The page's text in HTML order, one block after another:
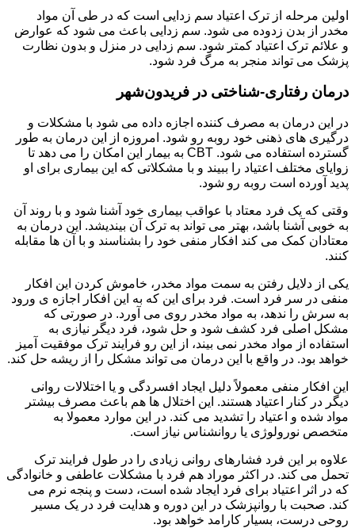
اولین مرحله از ترک اعتیاد سم زدایی است که در طی آن مواد
مخدر از بدن زدوده می شود. سم زدایی باعث می شود که عوارض
و علائم ترک اعتیاد کمتر شود. سم زدایی در منزل و بدون نظارت
پزشک می تواند منجر به مرگ فرد شود.
درمان رفتاری-شناختی در فریدون‌شهر
در این درمان به مصرف کننده اجازه داده می شود با مشکلات و
درگیری های ذهنی خود روبه رو شود. امروزه از این درمان به طور
گسترده استفاده می شود. CBT به بیمار این امکان را می دهد تا
زوایای مختلف اعتیاد را ببیند و با مشکلاتی که این بیماری برای او
پدید آورده است روبه رو شود.
وقتی که یک فرد معتاد با عواقب بیماری خود آشنا شود و با روند آن
به خوبی آشنا باشد، بهتر می تواند به ترک آن بیندیشد. این درمان به
معتادان کمک می کند افکار منفی خود را بشناسند و با آن ها مقابله
کنند.
یکی از دلایل رفتن به سمت مواد مخدر، خاموش کردن این افکار
منفی در سر فرد است. فرد برای این که به این افکار اجازه ی ورود
به سرش را ندهد، به مواد مخدر روی می آورد. در صورتی که
مشکل اصلی فرد کشف شود و حل شود، فرد دیگر نیازی به
استفاده از مواد مخدر نمی بیند، از این رو فرایند ترک موفقیت آمیز
خواهد بود. در واقع با این درمان می تواند مشکل را از ریشه حل کند.
این افکار منفی معمولاً دلیل ایجاد افسردگی و یا اختلالات روانی
دیگر در کنار اعتیاد هستند. این اختلال ها هم باعث مصرف بیشتر
مواد شده و اعتیاد را تشدید می کند. در این موارد معمولا به
متخصص نورولوژی یا روانشناس نیاز است.
علاوه بر این فرد فشارهای روانی زیادی را در طول فرایند ترک
تحمل می کند. در اکثر موراد هم فرد با مشکلات عاطفی و خانوادگی
که در اثر اعتیاد برای فرد ایجاد شده است، دست و پنجه نرم می
کند. صحبت با روانپزشک در این دوره و هدایت فرد در یک مسیر
روحی درست، بسیار کارامد خواهد بود.